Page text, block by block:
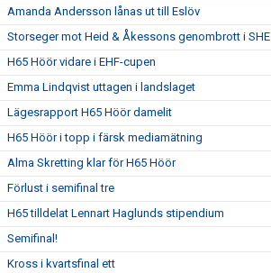
Amanda Andersson lånas ut till Eslöv
Storseger mot Heid & Åkessons genombrott i SHE
H65 Höör vidare i EHF-cupen
Emma Lindqvist uttagen i landslaget
Lägesrapport H65 Höör damelit
H65 Höör i topp i färsk mediamätning
Alma Skretting klar för H65 Höör
Förlust i semifinal tre
H65 tilldelat Lennart Haglunds stipendium
Semifinal!
Kross i kvartsfinal ett